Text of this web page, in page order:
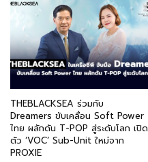
THEBLACKSEA ร่วมกับ
Dreamers ขับเคลื่อน Soft Power
ไทย ผลักดัน T-POP สู่ระดับโลก เปิด
ตัว ‘VOC’ Sub-Unit ใหม่จาก
PROXIE